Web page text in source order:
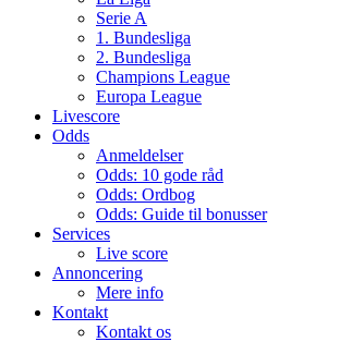
Serie A
1. Bundesliga
2. Bundesliga
Champions League
Europa League
Livescore
Odds
Anmeldelser
Odds: 10 gode råd
Odds: Ordbog
Odds: Guide til bonusser
Services
Live score
Annoncering
Mere info
Kontakt
Kontakt os